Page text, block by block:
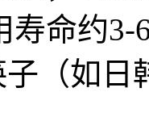
寿命约3-
如日